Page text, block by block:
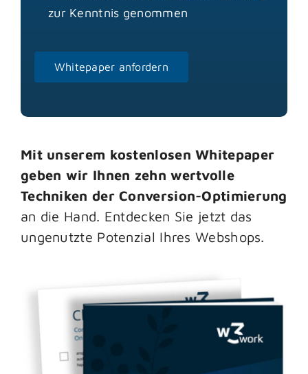
Mit unserem kostenlosen Whitepaper
geben wir Ihnen zehn wertvolle
Techniken der Conversion-Optimierung
an die Hand. Entdecken Sie jetzt das
ungenutzte Potenzial Ihres Webshops.
zur Kenntnis genommen
lasse